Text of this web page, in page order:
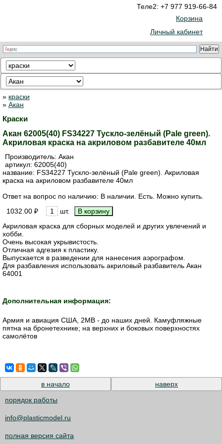
Теле2: +7 977 919-66-84
Корзина
Личный кабинет
» краски
» Акан
Краски
Акан 62005(40) FS34227 Тускло-зелёный (Pale green).
Акриловая краска на акриловом разбавителе 40мл
Производитель: Акан
артикул: 62005(40)
название: FS34227 Тускло-зелёный (Pale green). Акриловая
краска на акриловом разбавителе 40мл
Ответ на вопрос по наличию: В наличии. Есть. Можно купить.
1032.00 ₽
шт.
Акриловая краска для сборных моделей и других увлечений и
хобби.
Очень высокая укрывистость.
Отличная адгезия к пластику.
Выпускается в разведении для нанесения аэрографом.
Для разбавления использовать акриловый разбавитель Акан
64001
Дополнительная информация:
Армия и авиация США, 2МВ - до наших дней. Камуфляжные
пятна на бронетехнике; на верхних и боковых поверхностях
самолётов
в начало
наверх
порядок работы
info@plasticmodel.ru
полная версия сайта